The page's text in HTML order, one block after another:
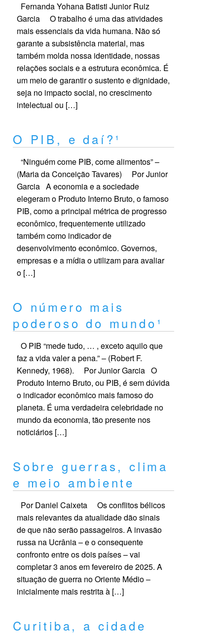
Fernanda Yohana Batisti Junior Ruiz
Garcia O trabalho é uma das atividades
mais essenciais da vida humana. Não só
garante a subsistência material, mas
também molda nossa identidade, nossas
relações sociais e a estrutura econômica. É
um meio de garantir o sustento e dignidade,
seja no impacto social, no crescimento
intelectual ou […]
O PIB, e daí?¹
“Ninguém come PIB, come alimentos” –
(Maria da Conceição Tavares) Por Junior
Garcia A economia e a sociedade
elegeram o Produto Interno Bruto, o famoso
PIB, como a principal métrica de progresso
econômico, frequentemente utilizado
também como indicador de
desenvolvimento econômico. Governos,
empresas e a mídia o utilizam para avaliar
o […]
O número mais
poderoso do mundo¹
O PIB “mede tudo, … , exceto aquilo que
faz a vida valer a pena.” – (Robert F.
Kennedy, 1968). Por Junior Garcia O
Produto Interno Bruto, ou PIB, é sem dúvida
o indicador econômico mais famoso do
planeta. É uma verdadeira celebridade no
mundo da economia, tão presente nos
noticiários […]
Sobre guerras, clima
e meio ambiente
Por Daniel Caixeta Os conflitos bélicos
mais relevantes da atualidade dão sinais
de que não serão passageiros. A invasão
russa na Ucrânia – e o consequente
confronto entre os dois países – vai
completar 3 anos em fevereiro de 2025. A
situação de guerra no Oriente Médio –
inicialmente mais restrita à […]
Curitiba, a cidade